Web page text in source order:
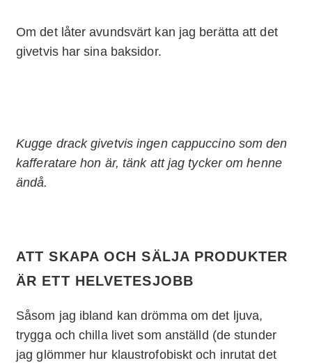
Om det låter avundsvärt kan jag berätta att det
givetvis har sina baksidor.
Kugge drack givetvis ingen cappuccino som den
kafferatare hon är, tänk att jag tycker om henne
ändå.
ATT SKAPA OCH SÄLJA PRODUKTER
ÄR ETT HELVETESJOBB
Såsom jag ibland kan drömma om det ljuva,
trygga och chilla livet som anställd (de stunder
jag glömmer hur klaustrofobiskt och inrutat det